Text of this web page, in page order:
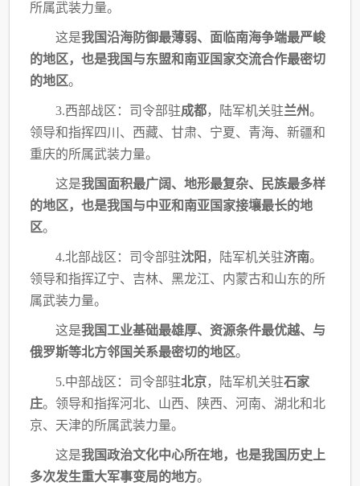
所属武装力量。
这是我国沿海防御最薄弱、面临南海争端最严峻
的地区，也是我国与东盟和南亚国家交流合作最密切
的地区。
3.西部战区：司令部驻成都，陆军机关驻兰州。
领导和指挥四川、西藏、甘肃、宁夏、 青海、新疆和
重庆的所属武装力量。
这是我国面积最广阔、地形最复杂、民族最多样
的地区，也是我国与中亚和南亚国家接壤最长的地
区。
4.北部战区：司令部驻沈阳 ，陆军机关驻济南。
领导和指挥辽宁、吉林、黑龙江、内蒙古和山东的所
属武装力量。
这是我国工业基础最雄厚、资源条件最优越、与
俄罗斯等北方邻国关系最密切的地区。
5.中部战区：司令部驻北京，陆军机关驻石家
庄。领导和指挥河北、山西、陕西、河南、 湖北和北
京、天津的所属武装力量。
这是我国政治文化中心所在地，也是我国历史上
多次发生重大军事变局的地方。